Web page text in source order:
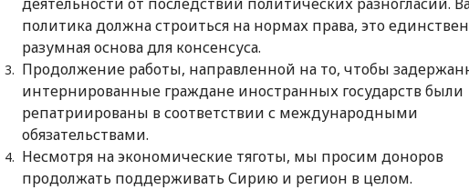
политика должна строиться на нормах права, это
разумная основа для консенсуса.
Продолжение работы, направленной на то, чтобы
интернированные граждане иностранных государств были
репатриированы в соответствии с международными
обязательствами.
Несмотря на экономические тяготы, мы просим доноров
продолжать поддерживать Сирию и регион в целом.